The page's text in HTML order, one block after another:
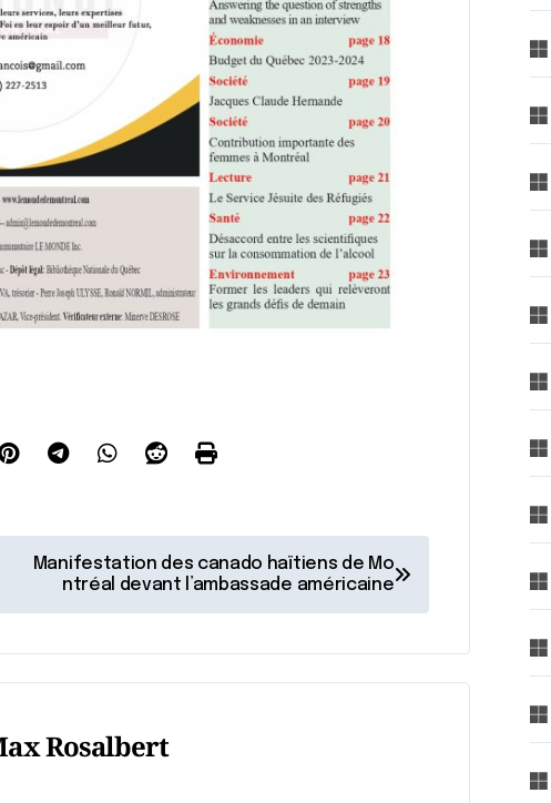
Manifestation des canado haïtiens de Mo
ntréal devant l’ambassade américaine
Rosalbert